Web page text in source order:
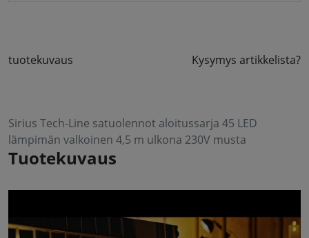
tuotekuvaus Kysymys artikkelista?
Sirius Tech-Line satuolennot aloitussarja 45 LED
lämpimän valkoinen 4,5 m ulkona 230V musta
Tuotekuvaus